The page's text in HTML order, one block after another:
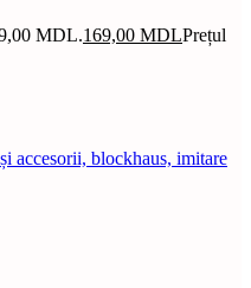
MDL.169,00 MDLPrețul
accesorii, blockhaus, imitare